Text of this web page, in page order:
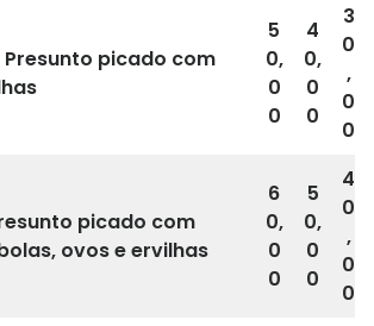
Presunto picado com
5
0,
0
0
4
0,
0
0
3
0
,
0
0
picado com
ovos e ervilhas
6
0,
0
0
5
0,
0
0
4
0
,
0
0